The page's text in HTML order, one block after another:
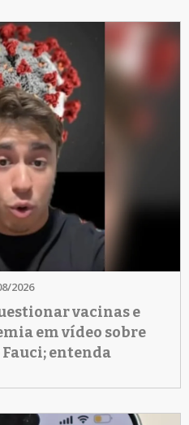
2026
vacinas e
em vídeo sobre
entenda